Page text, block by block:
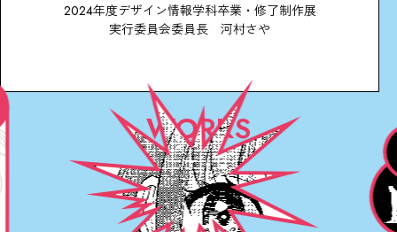
2024年度デザイン情報学科卒業・修了制作展
実行委員会委員長 河村さや
WORKS
学生作品